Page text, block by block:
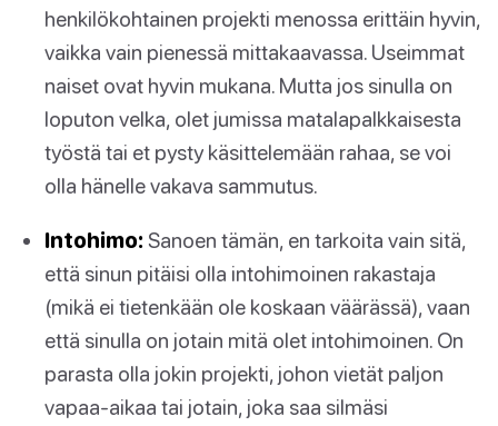
henkilökohtainen projekti menossa erittäin hyvin,
vaikka vain pienessä mittakaavassa. Useimmat
naiset ovat hyvin mukana. Mutta jos sinulla on
loputon velka, olet jumissa matalapalkkaisesta
työstä tai et pysty käsittelemään rahaa, se voi
olla hänelle vakava sammutus.
Intohimo: Sanoen tämän, en tarkoita vain sitä,
että sinun pitäisi olla intohimoinen rakastaja
(mikä ei tietenkään ole koskaan väärässä), vaan
että sinulla on jotain mitä olet intohimoinen. On
parasta olla jokin projekti, johon vietät paljon
vapaa-aikaa tai jotain, joka saa silmäsi